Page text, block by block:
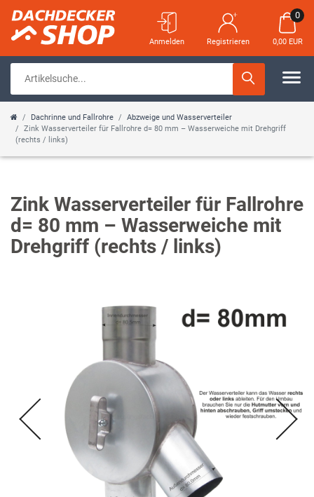
Anmelden Registrieren
0
0,00 EUR
Dachrinne und Fallrohre
Abzweige und Wasserverteiler
Zink Wasserverteiler für Fallrohre d= 80 mm – Wasserweiche mit Drehgriff
(rechts / links)
Zink Wasserverteiler für Fallrohre
d= 80 mm – Wasserweiche mit
Drehgriff (rechts / links)